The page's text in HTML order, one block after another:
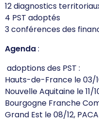
12 diagnostics
4 PST adoptés
3 conférences des
Agenda:
adoptions des PST :
Hauts-de-France le 03/
Nouvelle Aquitaine le 11/
Bourgogne Franche
Grand Est le 08/12, PACA